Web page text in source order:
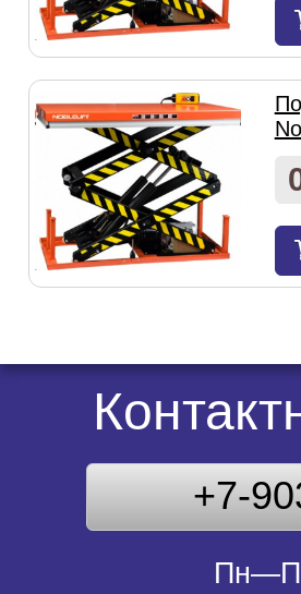
+7-